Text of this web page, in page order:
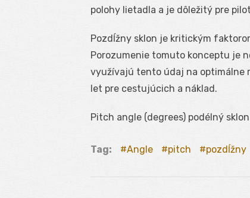
polohy lietadla a je dôležitý pre
Pozdĺžny sklon je kritickým
Porozumenie tomuto konceptu je
využívajú tento údaj na optimálne
let pre cestujúcich a náklad.
Pitch angle (degrees) podélný sklon
Tag: Angle pitch pozdĺžny